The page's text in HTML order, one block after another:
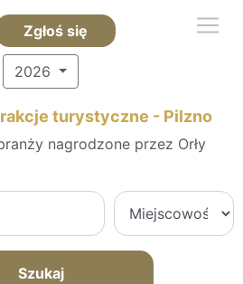
Zgłoś się
2026
turystyczne - Pilzno
nagrodzone przez Orły
Szukaj